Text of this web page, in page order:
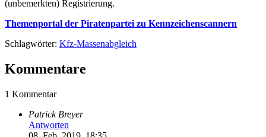
(unbemerkten) Registrierung.
Themenportal der Piratenpartei zu Kennzeichenscannern
Schlagwörter: Kfz-Massenabgleich
Kommentare
1 Kommentar
Patrick Breyer
Antworten